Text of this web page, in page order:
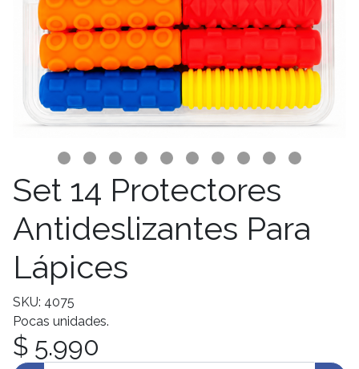
Set 14 Protectores
Antideslizantes Para
Lápices
SKU: 4075
Pocas unidades.
$ 5.990